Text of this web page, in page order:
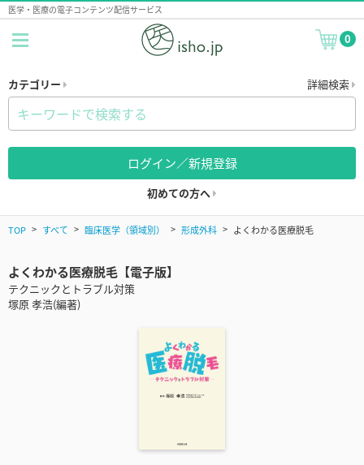
医学・医療の電子コンテンツ配信サービス
0
カテゴリー 詳細検索
ログイン／新規登録
初めての方へ
TOP すべて 臨床医学（領域別） 形成外科 よくわかる医療脱毛
よくわかる医療脱毛【電子版】
テクニックとトラブル対策
塚原 孝浩(編著)